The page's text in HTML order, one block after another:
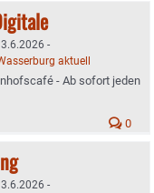
-
aktuell
- Ab sofort jeden
0
-